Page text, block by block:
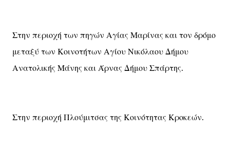
Στην περιοχή των πηγών Αγίας Μαρίνας και τον δρόμο
μεταξύ των Κοινοτήτων Αγίου Νικόλαου Δήμου
Ανατολικής Μάνης και Άρνας Δήμου Σπάρτης.
Στην περιοχή Πλούμιτσας της Κοινότητας Κροκεών.